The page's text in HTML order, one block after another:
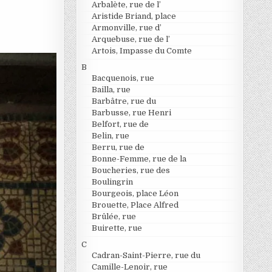
Arbalète, rue de l’
Aristide Briand, place
Armonville, rue d’
Arquebuse, rue de l’
Artois, Impasse du Comte
B
Bacquenois, rue
Bailla, rue
Barbâtre, rue du
Barbusse, rue Henri
Belfort, rue de
Belin, rue
Berru, rue de
Bonne-Femme, rue de la
Boucheries, rue des
Boulingrin
Bourgeois, place Léon
Brouette, Place Alfred
Brûlée, rue
Buirette, rue
C
Cadran-Saint-Pierre, rue du
Camille-Lenoir, rue